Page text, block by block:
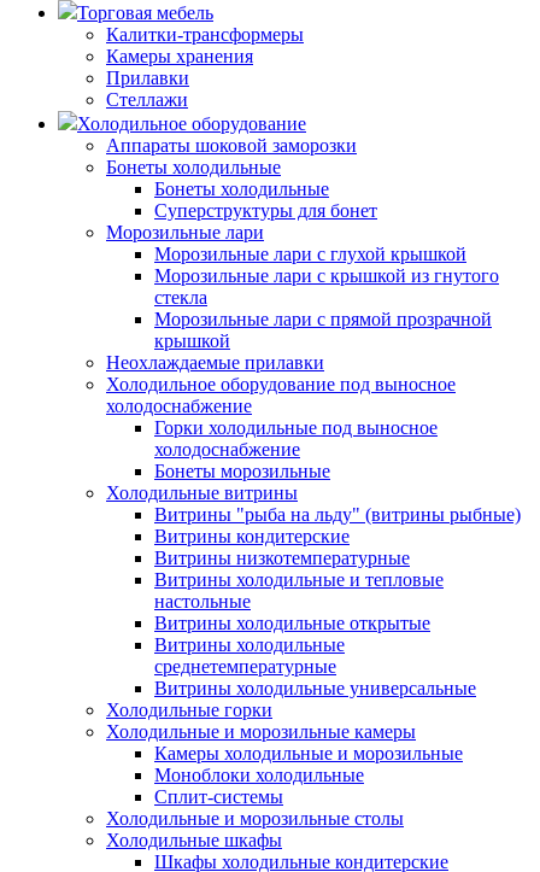
Торговая мебель
Калитки-трансформеры
Камеры хранения
Прилавки
Стеллажи
Холодильное оборудование
Аппараты шоковой заморозки
Бонеты холодильные
Бонеты холодильные
Суперструктуры для бонет
Морозильные лари
Морозильные лари с глухой крышкой
Морозильные лари с крышкой из гнутого
стекла
Морозильные лари с прямой прозрачной
крышкой
Неохлаждаемые прилавки
Холодильное оборудование под выносное
холодоснабжение
Горки холодильные под выносное
холодоснабжение
Бонеты морозильные
Холодильные витрины
Витрины "рыба на льду" (витрины рыбные)
Витрины кондитерские
Витрины низкотемпературные
Витрины холодильные и тепловые
настольные
Витрины холодильные открытые
Витрины холодильные
среднетемпературные
Витрины холодильные универсальные
Холодильные горки
Холодильные и морозильные камеры
Камеры холодильные и морозильные
Моноблоки холодильные
Сплит-системы
Холодильные и морозильные столы
Холодильные шкафы
Шкафы холодильные кондитерские